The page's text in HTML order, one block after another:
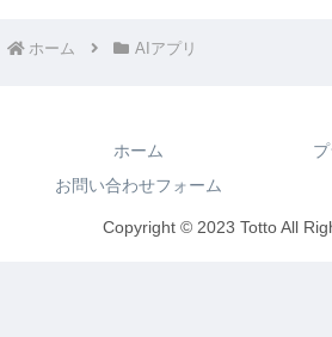
ホーム AIアプリ
ホーム
お問い合わせフォーム
Copyright © 2023 Totto All